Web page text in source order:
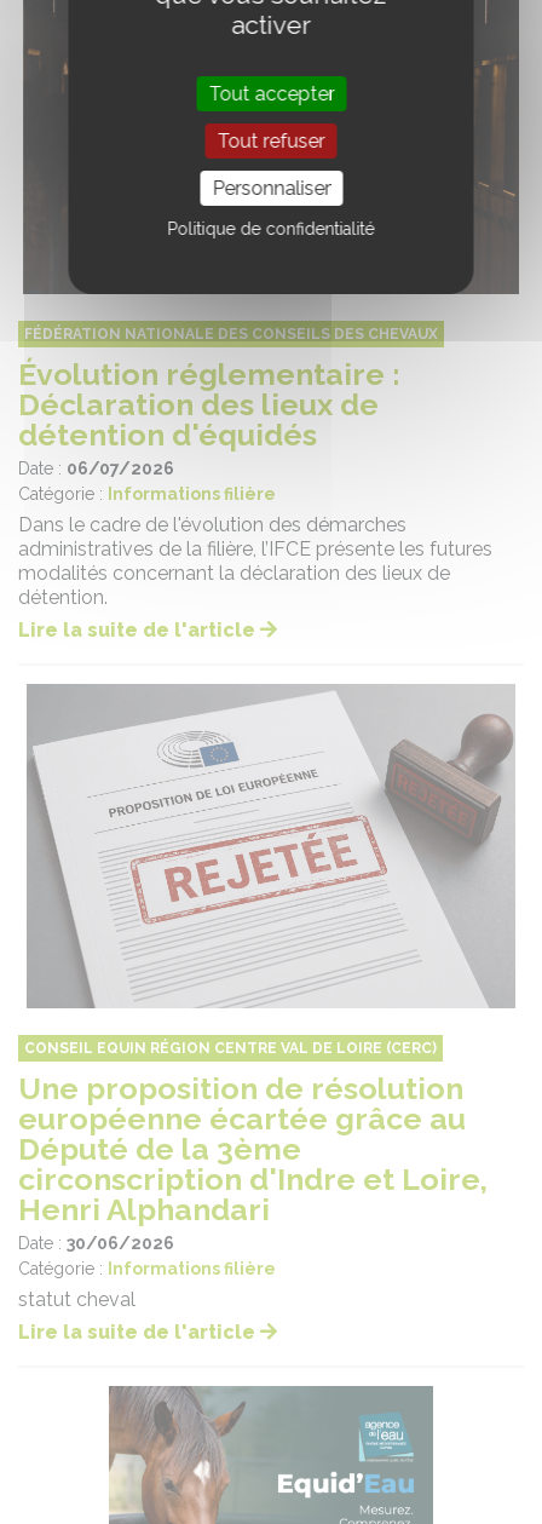
FÉDÉRATION NATIONALE DES CONSEILS DES CHEVAUX
Évolution réglementaire :
Déclaration des lieux de
détention d'équidés
Date : 06/07/2026
Catégorie : Informations filière
Dans le cadre de l'évolution des démarches
administratives de la filière, l’IFCE présente les futures
modalités concernant la déclaration des lieux de
détention.
Lire la suite de l'article
CONSEIL EQUIN RÉGION CENTRE VAL DE LOIRE (CERC)
Une proposition de résolution
européenne écartée grâce au
Député de la 3ème
circonscription d'Indre et Loire,
Henri Alphandari
Date : 30/06/2026
Catégorie :
Informations filière
statut cheval
Lire la suite de l'article
activer
Tout accepter
Tout refuser
Personnaliser
Politique de confidentialité